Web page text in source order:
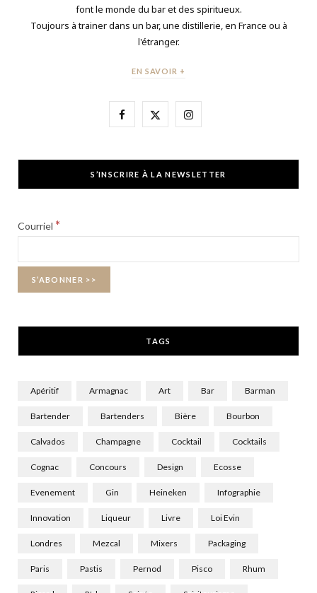
font le monde du bar et des spiritueux.
Toujours à trainer dans un bar, une distillerie, en France ou à
l'étranger.
EN SAVOIR +
F
e
X
w
I
t
S’INSCRIRE À LA NEWSLETTER
Courriel *
TAGS
Apéritif Armagnac Art Bar Barman
Bartender Bartenders Bière Bourbon
Calvados Champagne Cocktail Cocktails
Cognac Concours Design Ecosse
Evenement Gin Heineken Infographie
Innovation Liqueur Livre Loi Evin
Londres Mezcal Mixers Packaging
Paris Pastis Pernod Pisco Rhum